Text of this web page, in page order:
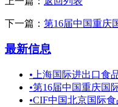
下一篇： 第16届中国重庆
最新信息
• 上海国际进出口食
•第16届中国重庆国
•CIF中国北京国际